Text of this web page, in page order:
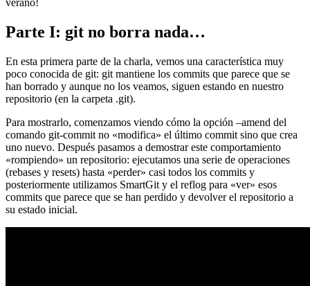
verano!
Parte I: git no borra nada…
En esta primera parte de la charla, vemos una característica muy
poco conocida de git: git mantiene los commits que parece que se
han borrado y aunque no los veamos, siguen estando en nuestro
repositorio (en la carpeta .git).
Para mostrarlo, comenzamos viendo cómo la opción –amend del
comando git-commit no «modifica» el último commit sino que crea
uno nuevo. Después pasamos a demostrar este comportamiento
«rompiendo» un repositorio: ejecutamos una serie de operaciones
(rebases y resets) hasta «perder» casi todos los commits y
posteriormente utilizamos SmartGit y el reflog para «ver» esos
commits que parece que se han perdido y devolver el repositorio a
su estado inicial.